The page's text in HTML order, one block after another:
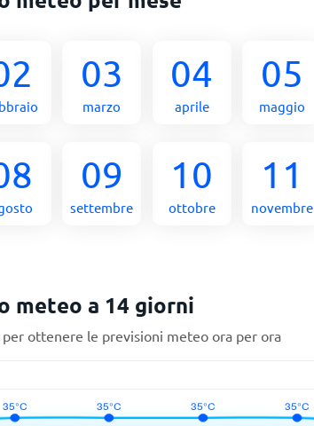
03
marzo
04
aprile
05
maggio
09
settembre
10
ottobre
11
novembre
meteo a 14 giorni
per ottenere le previsioni meteo ora per ora